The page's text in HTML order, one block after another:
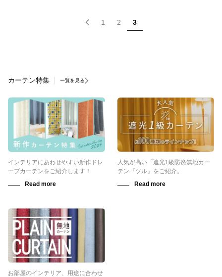
1 2 3
カーテン特集 一覧を見る
インテリアにあわせやすい新作ドレ
ープカーテンをご紹介します！
人気が高い「遮光1級防炎無地カー
テン『ツル』をご紹介。
お部屋のインテリア、用途に合わせ